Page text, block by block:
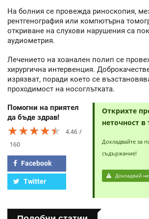
На болния се провежда риноскопия,
рентгенография или компютърна
откриване на слухови нарушения са
аудиометрия.
Лечението на хоанален полип се
хирургична интервенция.
изрязват, поради което се
проходимост на носоглътката.
Помогни на приятел
да бъде здрав!
★★★★★
★★★★★
★★★★★
4.46
160
Facebook
Twitter
Открихте
неточност в
Докладвайте за
съдържание!
Докладвай